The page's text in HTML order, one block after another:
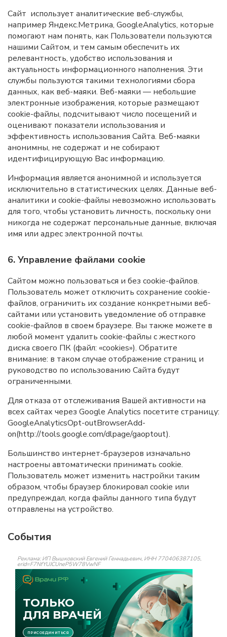
Сайт использует аналитические веб-службы,
например Яндекс.Метрика, GoogleAnalytics, которые
помогают нам понять, как Пользователи пользуются
нашими Сайтом, и тем самым обеспечить их
релевантность, удобство использования и
актуальность информационного наполнения. Эти
службы пользуются такими технологиями сбора
данных, как веб-маяки. Веб-маяки — небольшие
электронные изображения, которые размещают
cookie-файлы, подсчитывают число посещений и
оценивают показатели использования и
эффективность использования Сайта. Веб-маяки
анонимны, не содержат и не собирают
идентифицирующую Вас информацию.
Информация является анонимной и используется
исключительно в статистических целях. Данные веб-
аналитики и cookie-файлы невозможно использовать
для того, чтобы установить личность, поскольку они
никогда не содержат персональные данные, включая
имя или адрес электронной почты.
6. Управление файлами cookie
Сайтом можно пользоваться и без cookie-файлов.
Пользователь может отключить сохранение cookie-
файлов, ограничить их создание конкретными веб-
сайтами или установить уведомление об отправке
cookie-файлов в своем браузере. Вы также можете в
любой момент удалить cookie-файлы с жесткого
диска своего ПК (файл: «cookies»). Обратите
внимание: в таком случае отображение страниц и
руководство по использованию Сайта будут
ограниченными.
Для отказа от отслеживания Вашей активности на
всех сайтах через Google Analytics посетите страницу:
GoogleAnalyticsOpt-outBrowserAdd-
on(http://tools.google.com/dlpage/gaoptout).
Большинство интернет-браузеров изначально
настроены автоматически принимать cookie.
Пользователь может изменить настройки таким
образом, чтобы браузер блокировал cookie или
предупреждал, когда файлы данного типа будут
отправлены на устройство.
События
Реклама: ИП Вышковский Евгений Геннадьевич, ИНН 770406387105,
erid=F7NfYUJCUneP5W78VwNF